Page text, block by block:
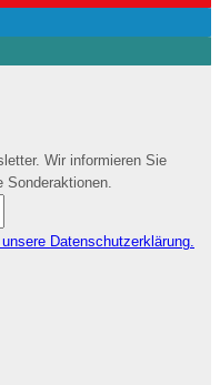
Wir informieren Sie
Sonderaktionen.
Datenschutzerklärung.